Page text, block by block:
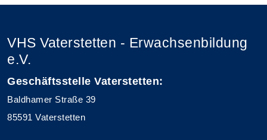
VHS Vaterstetten - Erwachsenbildung
e.V.
Geschäftsstelle Vaterstetten:
Baldhamer Straße 39
85591 Vaterstetten